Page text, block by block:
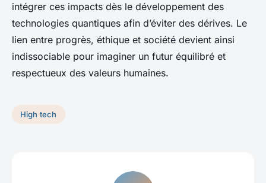
intégrer ces impacts dès le développement des
technologies quantiques afin d’éviter des dérives. Le
lien entre progrès, éthique et société devient ainsi
indissociable pour imaginer un futur équilibré et
respectueux des valeurs humaines.
High tech